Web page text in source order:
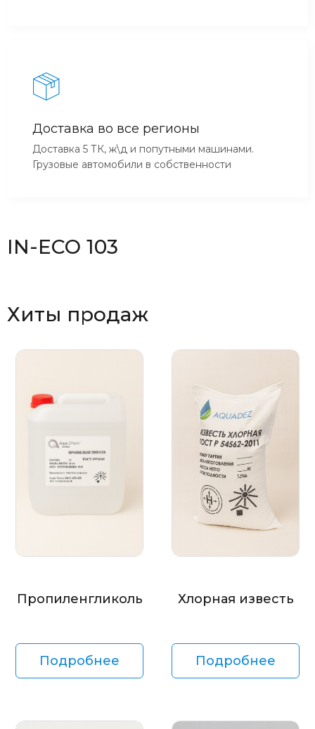
Доставка во все регионы
Доставка 5 ТК, ж\д и попутными машинами.
Грузовые автомобили в собственности
IN-ECO 103
Хиты продаж
Пропиленгликоль
Подробнее
Хлорная известь
Подробнее